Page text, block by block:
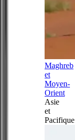
Maghreb
et
Moyen-
Orient
Asie
et
Pacifique